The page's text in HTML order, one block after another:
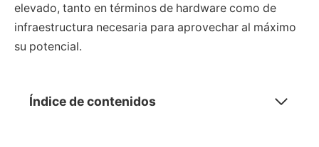
elevado, tanto en términos de hardware como de
infraestructura necesaria para aprovechar al máximo
su potencial.
Índice de contenidos